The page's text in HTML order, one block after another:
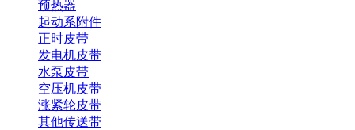
预热器
起动系附件
正时皮带
发电机皮带
水泵皮带
空压机皮带
涨紧轮皮带
其他传送带